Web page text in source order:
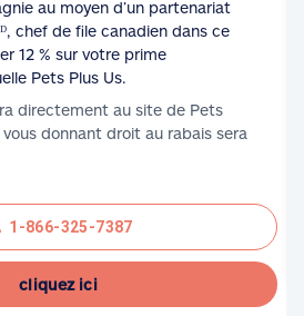
au moyen d’un partenariat
chef de file canadien dans ce
12 % sur votre prime
Pets Plus Us.
directement au site de Pets
vous donnant droit au rabais sera
1-866-325-7387
cliquez ici